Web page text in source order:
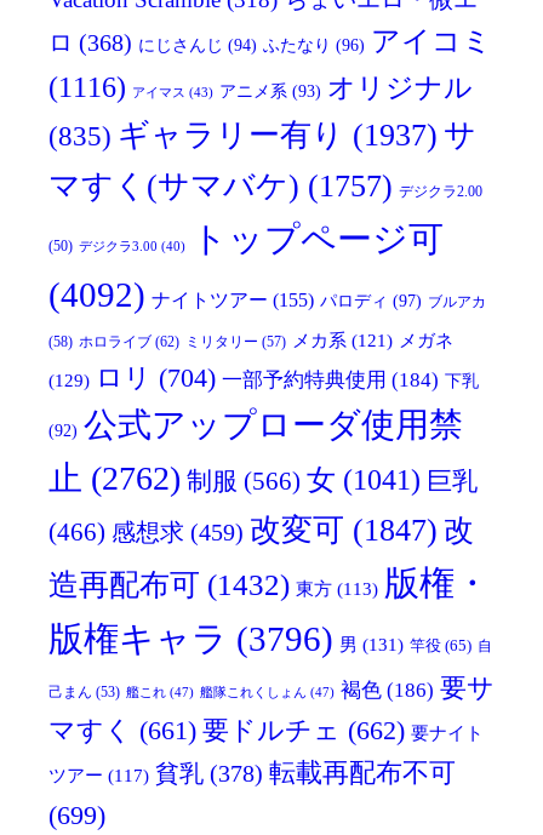
ロ (368) にじさんじ (94) ふたなり (96) アイコミ
(1116) アイマス (43) アニメ系 (93) オリジナル
(835) ギャラリー有り (1937) サ
マすく(サマバケ) (1757) デジクラ2.00
(50) デジクラ3.00 (40)
トップページ可
(4092) ナイトツアー (155) パロディ (97) ブルアカ
(58) ホロライブ (62) ミリタリー (57) メカ系 (121) メガネ
(129) ロリ (704) 一部予約特典使用 (184) 下乳
(92) 公式アップローダ使用禁
止 (2762) 制服 (566) 女 (1041) 巨乳
(466) 感想求 (459) 改変可 (1847) 改
造再配布可 (1432) 東方 (113) 版権・
版権キャラ (3796) 男 (131) 竿役 (65) 自
己まん (53) 艦これ (47) 艦隊これくしょん (47) 褐色 (186) 要サ
マすく
(661) 要ドルチェ (662) 要ナイト
ツアー (117) 貧乳 (378) 転載再配布不可
(699)